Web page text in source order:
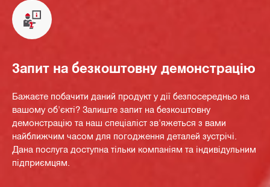
Запит на безкоштовну демонстрацію
Бажаєте побачити даний продукт у дії безпосередньо на
вашому об'єкті? Залиште запит на безкоштовну
демонстрацію та наш спеціаліст зв'яжеться з вами
найближчим часом для погодження деталей зустрічі.
Дана послуга доступна тільки компаніям та індивідульним
підприємцям.